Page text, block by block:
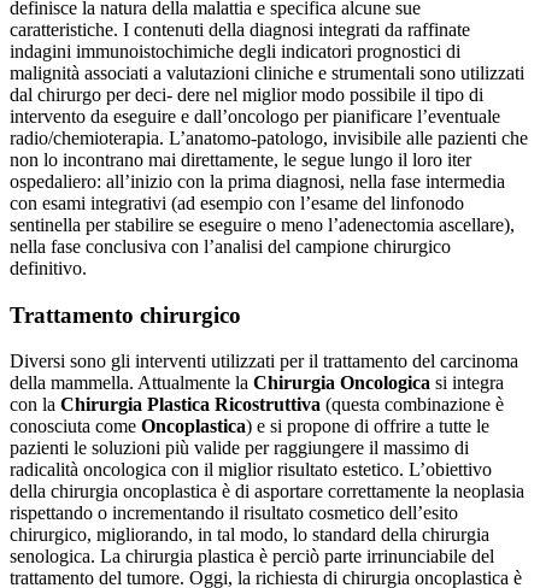
definisce la natura della malattia e specifica alcune sue
caratteristiche. I contenuti della diagnosi integrati da raffinate
indagini immunoistochimiche degli indicatori prognostici di
malignità associati a valutazioni cliniche e strumentali sono utilizzati
dal chirurgo per deci- dere nel miglior modo possibile il tipo di
intervento da eseguire e dall’oncologo per pianificare l’eventuale
radio/chemioterapia. L’anatomo-patologo, invisibile alle pazienti che
non lo incontrano mai direttamente, le segue lungo il loro iter
ospedaliero: all’inizio con la prima diagnosi, nella fase intermedia
con esami integrativi (ad esempio con l’esame del linfonodo
sentinella per stabilire se eseguire o meno l’adenectomia ascellare),
nella fase conclusiva con l’analisi del campione chirurgico
definitivo.
Trattamento chirurgico
Diversi sono gli interventi utilizzati per il trattamento del carcinoma
della mammella. Attualmente la Chirurgia Oncologica si integra
con la Chirurgia Plastica Ricostruttiva (questa combinazione è
conosciuta come Oncoplastica) e si propone di offrire a tutte le
pazienti le soluzioni più valide per raggiungere il massimo di
radicalità oncologica con il miglior risultato estetico. L’obiettivo
della chirurgia oncoplastica è di asportare correttamente la neoplasia
rispettando o incrementando il risultato cosmetico dell’esito
chirurgico, migliorando, in tal modo, lo standard della chirurgia
senologica. La chirurgia plastica è perciò parte irrinunciabile del
trattamento del tumore. Oggi, la richiesta di chirurgia oncoplastica è